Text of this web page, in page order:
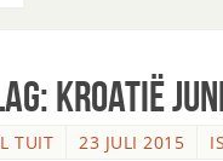
Kroatië
TUIT 23 JULI 2015